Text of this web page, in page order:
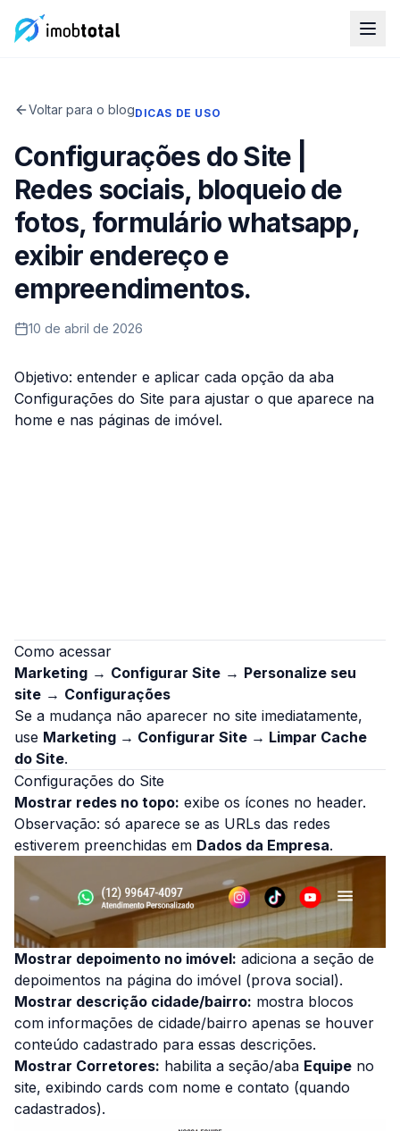
Voltar para o blogDICAS DE USO
Configurações do Site |
Redes sociais, bloqueio de
fotos, formulário whatsapp,
exibir endereço e
empreendimentos.
10 de abril de 2026
Objetivo: entender e aplicar cada opção da aba
Configurações do Site para ajustar o que aparece na
home e nas páginas de imóvel.
Como acessar
Marketing → Configurar Site → Personalize seu
site → Configurações
Se a mudança não aparecer no site imediatamente,
use Marketing → Configurar Site → Limpar Cache
do Site.
Configurações do Site
Mostrar redes no topo: exibe os ícones no header.
Observação: só aparece se as URLs das redes
estiverem preenchidas em Dados da Empresa.
Mostrar depoimento no imóvel: adiciona a seção de
depoimentos na página do imóvel (prova social).
Mostrar descrição cidade/bairro: mostra blocos
com informações de cidade/bairro apenas se houver
conteúdo cadastrado para essas descrições.
Mostrar Corretores: habilita a seção/aba Equipe no
site, exibindo cards com nome e contato (quando
cadastrados).